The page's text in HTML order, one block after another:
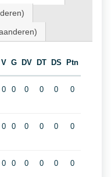
V G DV DT DS Ptn
0 0 0 0 0 0
0 0 0 0 0 0
0 0 0 0 0 0